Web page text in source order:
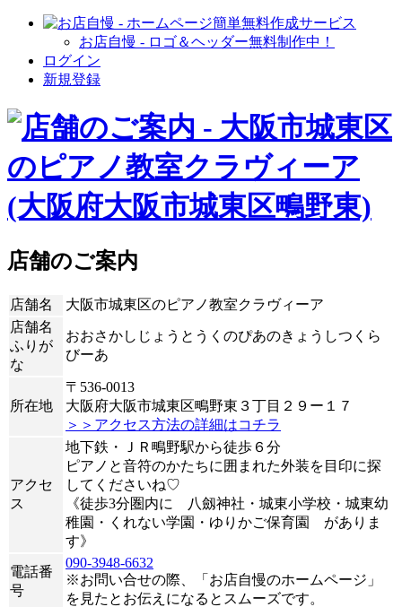
お店自慢 - ロゴ＆ヘッダー無料制作中！
ログイン
新規登録
店舗のご案内
店舗名
大阪市城東区のピアノ教室クラヴィーア
店舗名
ふりが
な
おおさかしじょうとうくのぴあのきょうしつくら
びーあ
所在地
〒536-0013
大阪府大阪市城東区鴫野東３丁目２９ー１７
＞＞アクセス方法の詳細はコチラ
アクセ
ス
地下鉄・ＪＲ鴫野駅から徒歩６分
ピアノと音符のかたちに囲まれた外装を目印に探
してくださいね♡
《徒歩3分圏内に 八劔神社・城東小学校・城東幼
稚園・くれない学園・ゆりかご保育園 がありま
す》
電話番
号
090-3948-6632
※お問い合せの際、「お店自慢のホームページ」
を見たとお伝えになるとスムーズです。